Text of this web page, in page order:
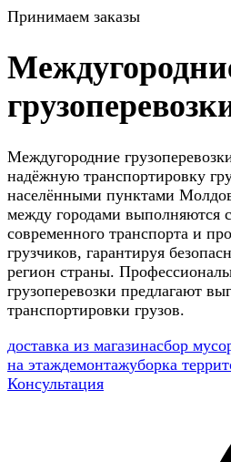
Принимаем заказы
Междугородние
надёжную транспортировку
населёнными пунктами
между городами выполняются
современного транспорта и
грузчиков, гарантируя
регион страны.
грузоперевозки предлагают
транспортировки грузов.
доставка из магазинасбор
на этаждемонтажуборка
Консультация